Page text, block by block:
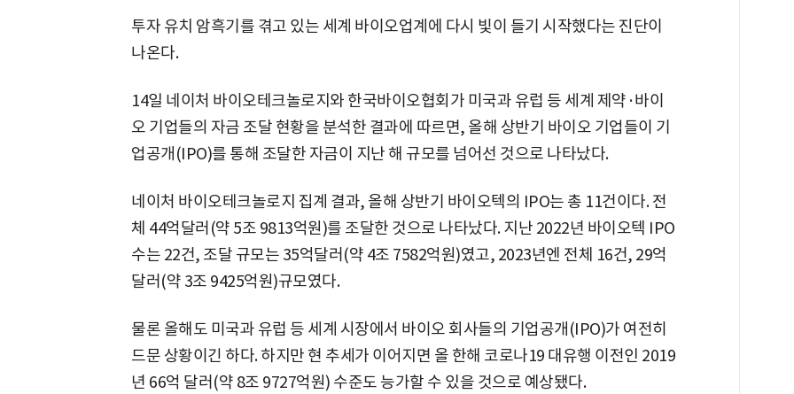
투자 유치 암흑기를 겪고 있는 세계 바이오업계에 다시 빛이 들기 시작했다는 진단이
나온다.
14일 네이처 바이오테크놀로지와 한국바이오협회가 미국과 유럽 등 세계 제약·바이
오 기업들의 자금 조달 현황을 분석한 결과에 따르면, 올해 상반기 바이오 기업들이 기
업공개(IPO)를 통해 조달한 자금이 지난 해 규모를 넘어선 것으로 나타났다.
네이처 바이오테크놀로지 집계 결과, 올해 상반기 바이오텍의 IPO는 총 11건이다. 전
체 44억달러(약 5조 9813억원)를 조달한 것으로 나타났다. 지난 2022년 바이오텍 IPO
수는 22건, 조달 규모는 35억달러(약 4조 7582억원)였고, 2023년엔 전체 16건, 29억
달러(약 3조 9425억원)규모였다.
물론 올해도 미국과 유럽 등 세계 시장에서 바이오 회사들의 기업공개(IPO)가 여전히
드문 상황이긴 하다. 하지만 현 추세가 이어지면 올 한해 코로나19 대유행 이전인 2019
년 66억 달러(약 8조 9727억원) 수준도 능가할 수 있을 것으로 예상됐다.